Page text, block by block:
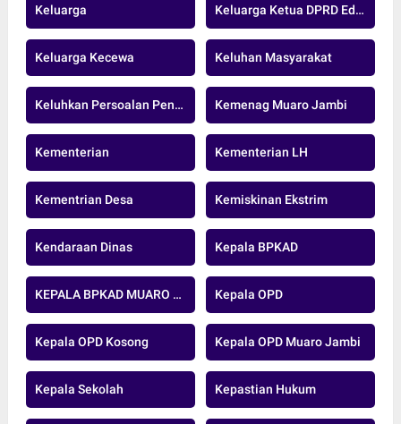
Keluarga Keluarga Ketua DPRD Edi Purwanto
Keluarga Kecewa Keluhan Masyarakat
Keluhkan Persoalan Pengeboran Minyak Kemenag Muaro Jambi
Kementerian Kementerian LH
Kementrian Desa Kemiskinan Ekstrim
Kendaraan Dinas Kepala BPKAD
KEPALA BPKAD MUARO JAMBI Kepala OPD
Kepala OPD Kosong Kepala OPD Muaro Jambi
Kepala Sekolah Kepastian Hukum